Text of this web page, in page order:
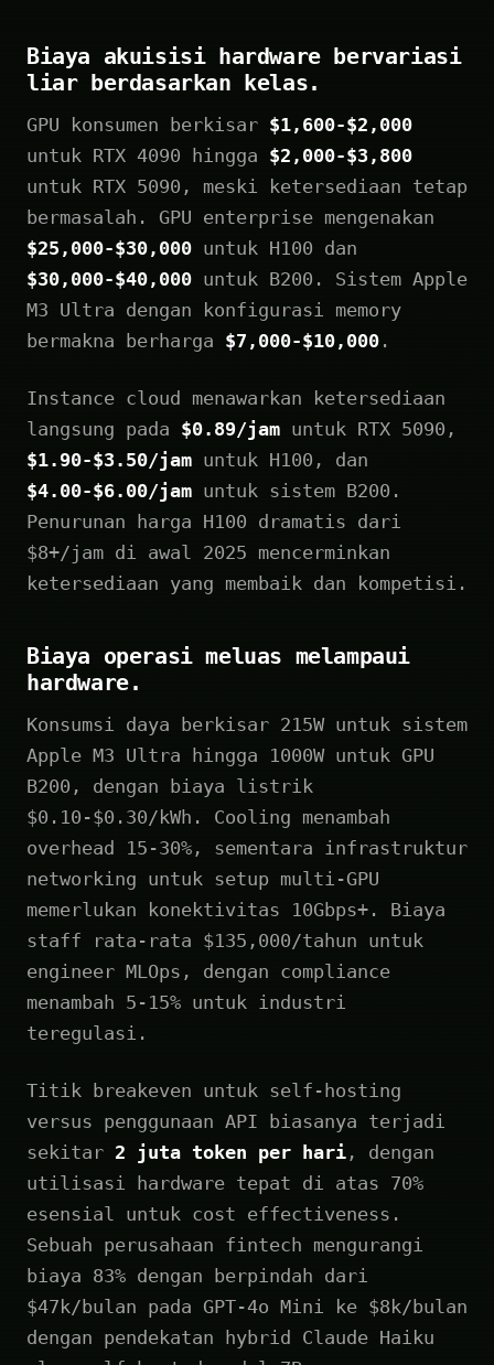
Biaya akuisisi hardware bervariasi
liar berdasarkan kelas.
GPU konsumen berkisar $1,600-$2,000
untuk RTX 4090 hingga $2,000-$3,800
untuk RTX 5090, meski ketersediaan tetap
bermasalah. GPU enterprise mengenakan
$25,000-$30,000 untuk H100 dan
$30,000-$40,000 untuk B200. Sistem Apple
M3 Ultra dengan konfigurasi memory
bermakna berharga $7,000-$10,000 .
Instance cloud menawarkan ketersediaan
langsung pada $0.89/jam untuk RTX 5090,
$1.90-$3.50/jam untuk H100, dan
$4.00-$6.00/jam untuk sistem B200.
Penurunan harga H100 dramatis dari
$8+/jam di awal 2025 mencerminkan
ketersediaan yang membaik dan kompetisi.
Biaya operasi meluas melampaui
hardware.
Konsumsi daya berkisar 215W untuk sistem
Apple M3 Ultra hingga 1000W untuk GPU
B200, dengan biaya listrik
$0.10-$0.30/kWh. Cooling menambah
overhead 15-30%, sementara infrastruktur
networking untuk setup multi-GPU
memerlukan konektivitas 10Gbps+. Biaya
staff rata-rata $135,000/tahun untuk
engineer MLOps, dengan compliance
menambah 5-15% untuk industri
teregulasi.
Titik breakeven untuk self-hosting
versus penggunaan API biasanya terjadi
sekitar 2 juta token per hari , dengan
utilisasi hardware tepat di atas 70%
esensial untuk cost effectiveness.
Sebuah perusahaan fintech mengurangi
biaya 83% dengan berpindah dari
$47k/bulan pada GPT-4o Mini ke $8k/bulan
dengan pendekatan hybrid Claude Haiku